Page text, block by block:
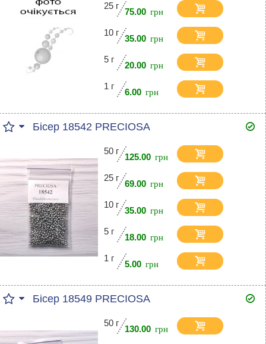
25 г
75.00
10 г
35.00
5 г
20.00
1 г
6.00
Бісер 18542 PRECIOSA
50 г
125.00
25 г
69.00
10 г
35.00
5 г
18.00
1 г
5.00
Бісер 18549 PRECIOSA
50 г
130.00